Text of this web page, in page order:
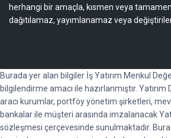
herhangi bir amaçla, kısmen veya
dağıtılamaz, yayımlanamaz veya
Burada yer alan bilgiler İş Yatırım Menkul
bilgilendirme amacı ile hazırlanmıştır. Yatırım
aracı kurumlar, portföy yönetim şirketleri,
bankalar ile müşteri arasında imzalanacak
sözleşmesi çerçevesinde sunulmaktadır.